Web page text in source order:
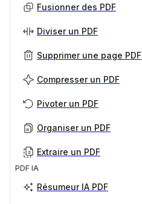
Fusionner des PDF
Diviser un PDF
Supprimer une page PDF
Compresser un PDF
Pivoter un PDF
Organiser un PDF
Extraire un PDF
PDF IA
Résumeur IA PDF